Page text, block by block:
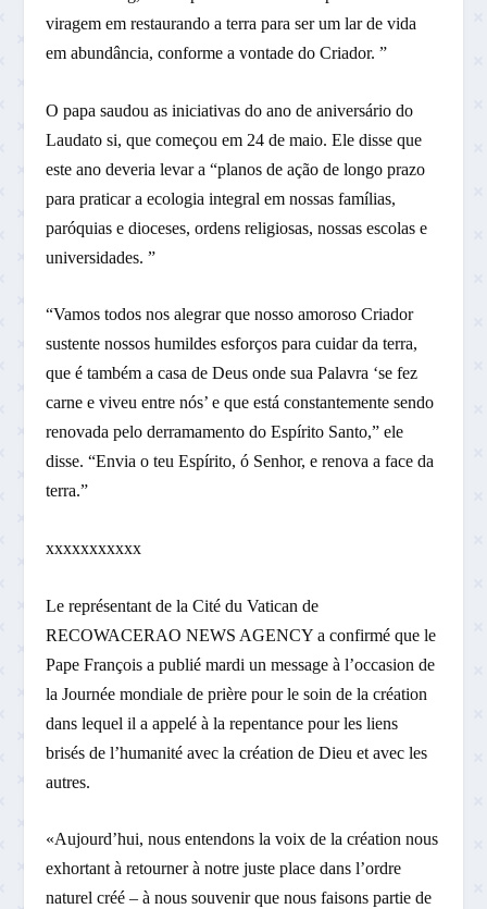
viragem em restaurando a terra para ser um lar de vida
em abundância, conforme a vontade do Criador. ”
O papa saudou as iniciativas do ano de aniversário do
Laudato si, que começou em 24 de maio. Ele disse que
este ano deveria levar a “planos de ação de longo prazo
para praticar a ecologia integral em nossas famílias,
paróquias e dioceses, ordens religiosas, nossas escolas e
universidades. ”
“Vamos todos nos alegrar que nosso amoroso Criador
sustente nossos humildes esforços para cuidar da terra,
que é também a casa de Deus onde sua Palavra ‘se fez
carne e viveu entre nós’ e que está constantemente sendo
renovada pelo derramamento do Espírito Santo,” ele
disse. “Envia o teu Espírito, ó Senhor, e renova a face da
terra.”
xxxxxxxxxxx
Le représentant de la Cité du Vatican de
RECOWACERAO NEWS AGENCY a confirmé que le
Pape François a publié mardi un message à l’occasion de
la Journée mondiale de prière pour le soin de la création
dans lequel il a appelé à la repentance pour les liens
brisés de l’humanité avec la création de Dieu et avec les
autres.
«Aujourd’hui, nous entendons la voix de la création nous
exhortant à retourner à notre juste place dans l’ordre
naturel créé – à nous souvenir que nous faisons partie de